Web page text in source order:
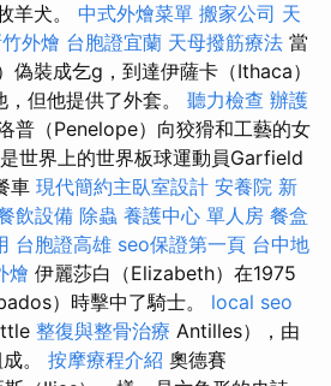
羊犬。 中式外燴菜單 搬家公司 天
外燴 台胞證宜蘭 天母撥筋療法 當
偽裝成乞g，到達伊薩卡（Ithaca）
但他提供了外套。 聽力檢查 辦護
普（Penelope）向狡猾和工藝的女
世界上的世界板球運動員Garfield
車 現代簡約主臥室設計 安養院 新
飲設備 除蟲 養護中心 單人房 餐盒
台胞證高雄 seo保證第一頁 台中地
燴 伊麗莎白（Elizabeth）在1975
）時擊中了騎士。 local seo
整復與整骨治療 Antilles），由
。 按摩療程介紹 奧德賽